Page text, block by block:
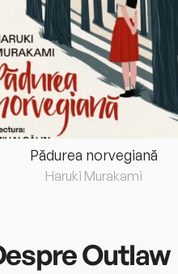
Pădurea norvegiană
Haruki Murakami
Outlaw